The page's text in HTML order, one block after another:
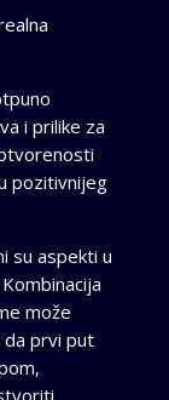
i prilike za
pozitivnijeg
su aspekti u
može
da prvi put